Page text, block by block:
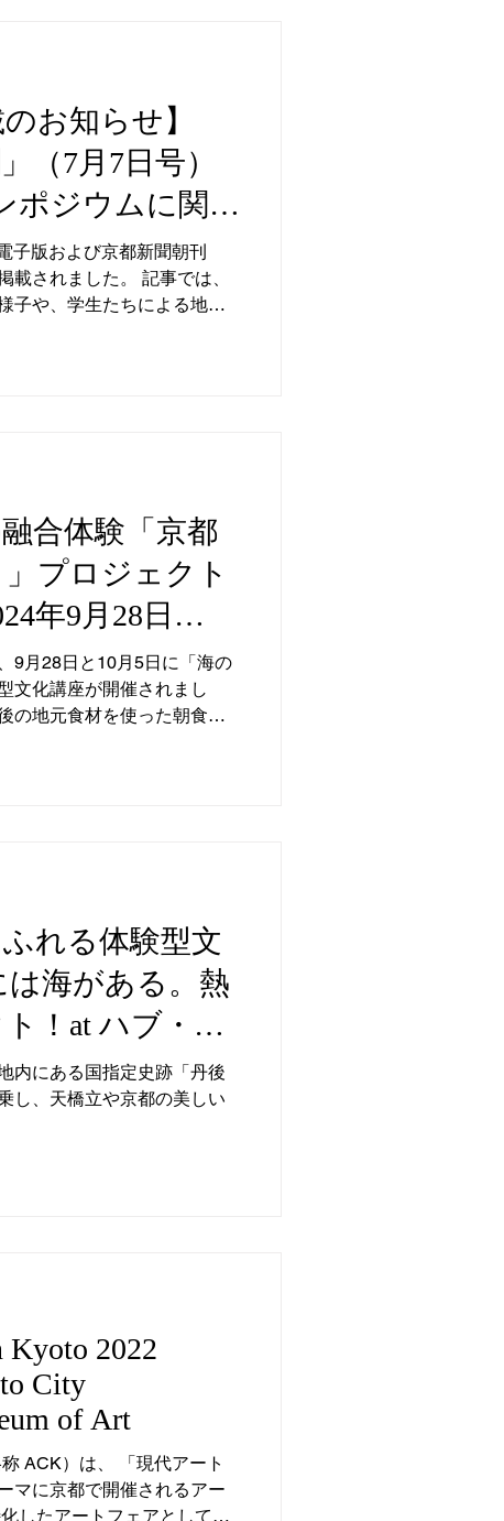
お知らせ】
（7月7日号）
ポジウムに関す
ました
子版および京都新聞朝刊
載されました。 記事では、
子や、学生たちによる地域
合体験「京都
プロジェクト
年9月28日
（土）
9月28日と10月5日に「海の
文化講座が開催されまし
の地元食材を使った朝食・
ふれる体験型文
は海がある。熱
！at ハブ・ミ
府立丹後郷土
9月28日
内にある国指定史跡「丹後
し、天橋立や京都の美しい
Kyoto 2022
City
of Art
ACK）は、 「現代アート
マに京都で開催されるアー
したアートフェアとして